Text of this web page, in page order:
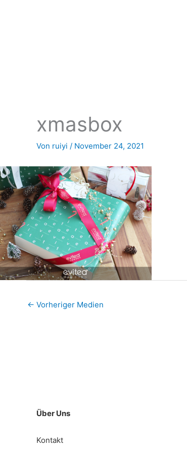
xmasbox
Von ruiyi / November 24, 2021
← Vorheriger Medien
Über Uns
Kontakt